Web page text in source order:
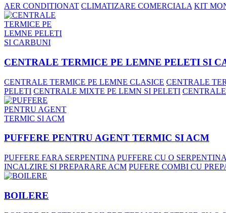
AER CONDITIONAT CLIMATIZARE COMERCIALA KIT
CENTRALE TERMICE PE LEMNE PELETI SI
CENTRALE TERMICE PE LEMNE CLASICE CENTRALE
PELETI CENTRALE MIXTE PE LEMN SI PELETI
PUFFERE PENTRU AGENT TERMIC SI ACM
PUFFERE FARA SERPENTINA PUFFERE CU O SERPENTINA
INCALZIRE SI PREPARARE ACM PUFERE COMBI CU
BOILERE